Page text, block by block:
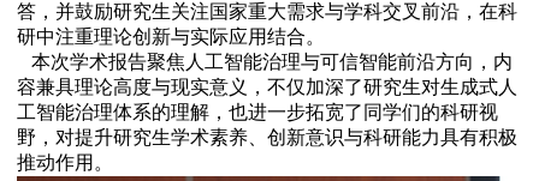
答，并鼓励研究生关注国家重大需求与学科交叉前沿，在科
研中注重理论创新与实际应用结合。
本次学术报告聚焦人工智能治理与可信智能前沿方向，内
容兼具理论高度与现实意义，不仅加深了研究生对生成式人
工智能治理体系的理解，也进一步拓宽了同学们的科研视
野，对提升研究生学术素养、创新意识与科研能力具有积极
推动作用。